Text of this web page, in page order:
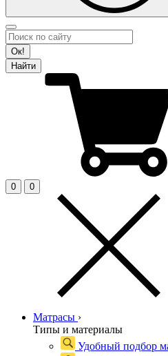
Ок!
Найти
0 0
Матрасы ›
Типы и материалы
Удобный подбор